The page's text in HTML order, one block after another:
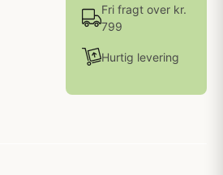
Fri fragt over kr.
799
Hurtig levering